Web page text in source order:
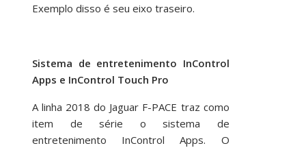
Exemplo disso é seu eixo traseiro.
Sistema de entretenimento InControl
Apps e InControl Touch Pro
A linha 2018 do Jaguar F-PACE traz como
item de série o sistema de
entretenimento InControl Apps. O